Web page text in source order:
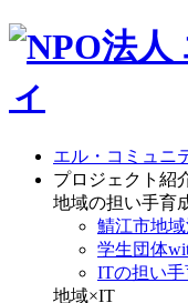
エル・コミュニ
プロジェクト紹
地域の担い手育
鯖江市地
学生団体
ITの担い手
地域×IT